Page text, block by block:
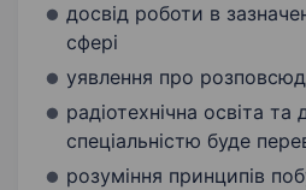
досвід роботи в
сфері
уявлення про
радіотехнічна освіта та
спеціальністю буде
розуміння принципів